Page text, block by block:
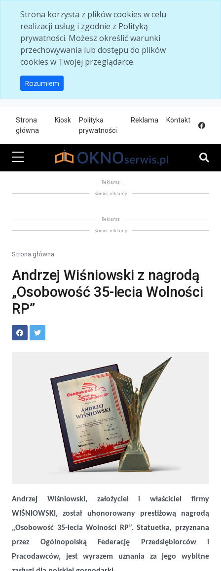
Strona korzysta z plików cookies w celu
realizacji usług i zgodnie z Polityką
prywatności. Możesz określić warunki
przechowywania lub dostępu do plików
cookies w Twojej przeglądarce.
Rozumiem
Strona
główna
Kiosk
Polityka
prywatności
Reklama Kontakt
Reklama
Koniec reklamy
Reklama
Koniec reklamy
Strona główna
Andrzej Wiśniowski z nagrodą
„Osobowość 35-lecia Wolności
RP”
Andrzej Wiśniowski, założyciel i właściciel firmy
WIŚNIOWSKI, został uhonorowany prestiżową nagrodą
„Osobowość 35-lecia Wolności RP”. Statuetka, przyznana
przez Ogólnopolską Federację Przedsiębiorców i
Pracodawców, jest wyrazem uznania za jego wybitne